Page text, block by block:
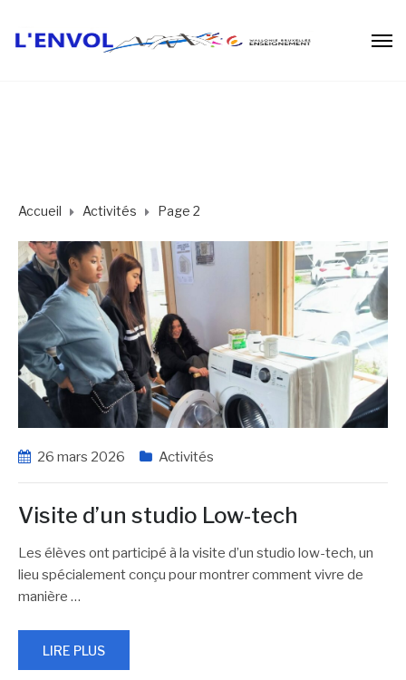
Accueil Activités Page 2
26 mars 2026 Activités
Visite d’un studio Low-tech
Les élèves ont participé à la visite d’un studio low-tech, un
lieu spécialement conçu pour montrer comment vivre de
manière …
LIRE PLUS